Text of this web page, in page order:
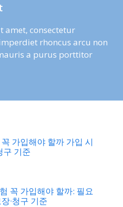
amet, consectetur
rhoncus arcu non
a purus porttitor
가입해야 할까 가입 시
구 기준
꼭 가입해야 할까: 필요
·청구 기준